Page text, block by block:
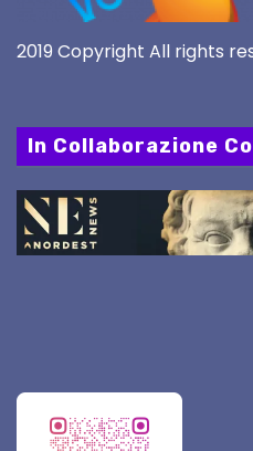
2019 Copyright All rights
In Collaborazione